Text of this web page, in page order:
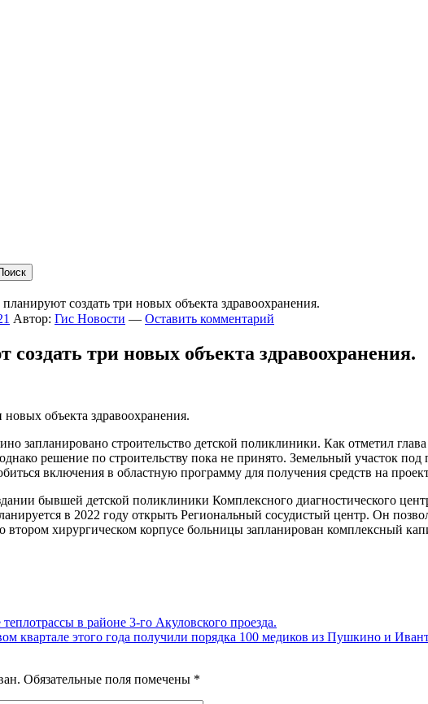
создать три новых объекта здравоохранения.
Автор: Гис Новости — Оставить комментарий
три новых объекта здравоохранения.
объекта здравоохранения.
запланировано строительство детской поликлиники. Как отметил
однако решение по строительству пока не принято. Земельный участок
включения в областную программу для получения средств на
бывшей детской поликлиники Комплексного диагностического
в 2022 году открыть Региональный сосудистый центр. Он
хирургическом корпусе больницы запланирован комплексный
в районе 3-го Акуловского проезда.
квартале этого года получили порядка 100 медиков из Пушкино и
Обязательные поля помечены *